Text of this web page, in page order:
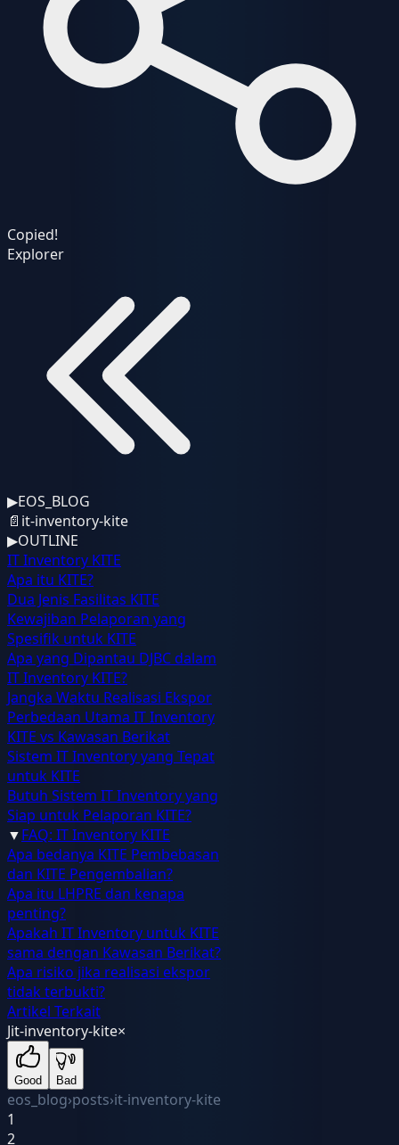
Copied!
Explorer
▶EOS_BLOG
📄 it-inventory-kite
▶OUTLINE
IT Inventory KITE
Apa itu KITE?
Dua Jenis Fasilitas KITE
Kewajiban Pelaporan yang
Spesifik untuk KITE
Apa yang Dipantau DJBC dalam
IT Inventory KITE?
Jangka Waktu Realisasi Ekspor
Perbedaan Utama IT Inventory
KITE vs Kawasan Berikat
Sistem IT Inventory yang Tepat
untuk KITE
Butuh Sistem IT Inventory yang
Siap untuk Pelaporan KITE?
▼FAQ: IT Inventory KITE
Apa bedanya KITE Pembebasan
dan KITE Pengembalian?
Apa itu LHPRE dan kenapa
penting?
Apakah IT Inventory untuk KITE
sama dengan Kawasan Berikat?
Apa risiko jika realisasi ekspor
tidak terbukti?
Artikel Terkait
Jit-inventory-kite×
Good Bad
eos_blog›posts›it-inventory-kite
1
2